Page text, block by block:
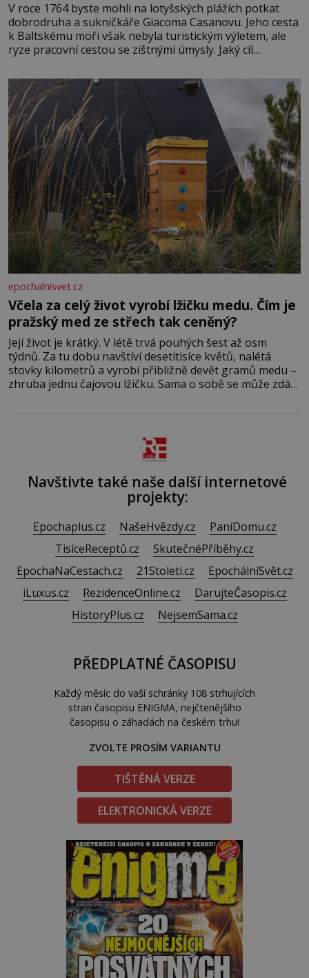
V roce 1764 byste mohli na lotyšských plážích potkat
dobrodruha a sukničkáře Giacoma Casanovu. Jeho cesta
k Baltskému moři však nebyla turistickým výletem, ale
ryze pracovní cestou se zištnými úmysly. Jaký cíl
lotyšské Rigy? Casanova v Pobaltí kontaktoval tamní
zednářské lóže. Nebyl v této oblasti žádným nováčkem,
protože do zednářské
epochalnisvet.cz
Včela za celý život vyrobí lžičku medu. Čím je
pražský med ze střech tak ceněný?
Její život je krátký. V létě trvá pouhých šest až osm
týdnů. Za tu dobu navštíví desetitisíce květů, nalétá
stovky kilometrů a vyrobí přibližně devět gramů medu –
zhruba jednu čajovou lžičku. Sama o sobě se může zdát
Navštivte také naše další internetové
projekty:
Epochaplus.cz NašeHvězdy.cz
PaníDomu.cz
TisíceReceptů.cz
SkutečnéPříběhy.cz
EpochaNaCestach.cz
21Stoleti.cz
EpochálníSvět.cz
iLuxus.cz
RezidenceOnline.cz
DarujteČasopis.cz
HistoryPlus.cz
NejsemSama.cz
PŘEDPLATNÉ ČASOPISU
Každý měsíc do vaší schránky 108 strhujících
stran časopisu ENIGMA, nejčtenějšího
časopisu o záhadách na českém trhu!
ZVOLTE PROSÍM VARIANTU
TIŠTĚNÁ VERZE
ELEKTRONICKÁ VERZE